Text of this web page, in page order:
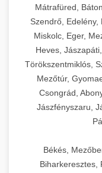
Mátrafüred,
Szendrő, Edelény,
Miskolc, Eger,
Heves,
Törökszentmiklós,
Mezőtúr,
Csongrád,
Jászfényszaru,
Békés,
Biharkeresztes,